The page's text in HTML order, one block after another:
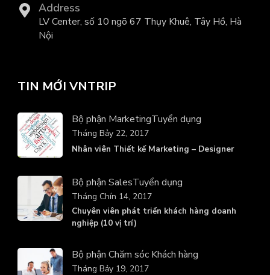
Address
LV Center, số 10 ngõ 67 Thụy Khuê, Tây Hồ, Hà
Nội
TIN MỚI VNTRIP
Bộ phận MarketingTuyển dụng
Nhân viên Thiết kế Marketing – Designer
Tháng Bảy 22, 2017
Bộ phận SalesTuyển dụng
Chuyên viên phát triển khách hàng doanh
nghiệp (10 vị trí)
Tháng Chín 14, 2017
Bộ phận Chăm sóc Khách hàng
Tháng Bảy 19, 2017